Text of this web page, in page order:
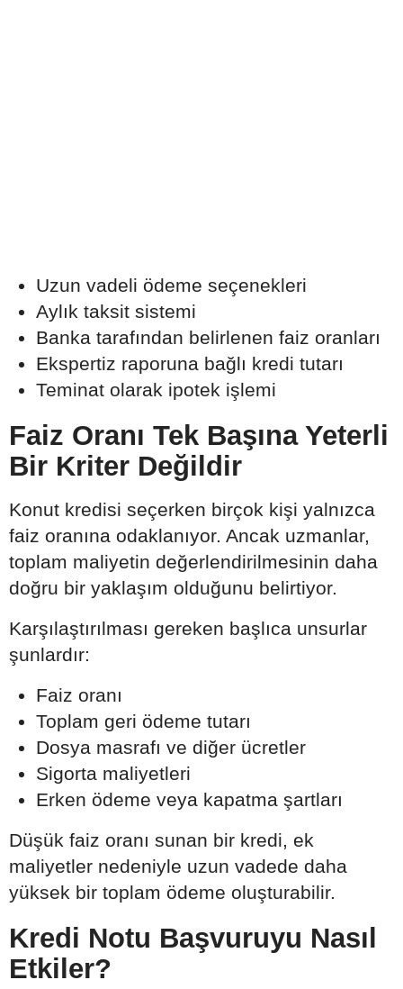
Uzun vadeli ödeme seçenekleri
Aylık taksit sistemi
Banka tarafından belirlenen faiz oranları
Ekspertiz raporuna bağlı kredi tutarı
Teminat olarak ipotek işlemi
Faiz Oranı Tek Başına Yeterli
Bir Kriter Değildir
Konut kredisi seçerken birçok kişi yalnızca
faiz oranına odaklanıyor. Ancak uzmanlar,
toplam maliyetin değerlendirilmesinin daha
doğru bir yaklaşım olduğunu belirtiyor.
Karşılaştırılması gereken başlıca unsurlar
şunlardır:
Faiz oranı
Toplam geri ödeme tutarı
Dosya masrafı ve diğer ücretler
Sigorta maliyetleri
Erken ödeme veya kapatma şartları
Düşük faiz oranı sunan bir kredi, ek
maliyetler nedeniyle uzun vadede daha
yüksek bir toplam ödeme oluşturabilir.
Kredi Notu Başvuruyu Nasıl
Etkiler?